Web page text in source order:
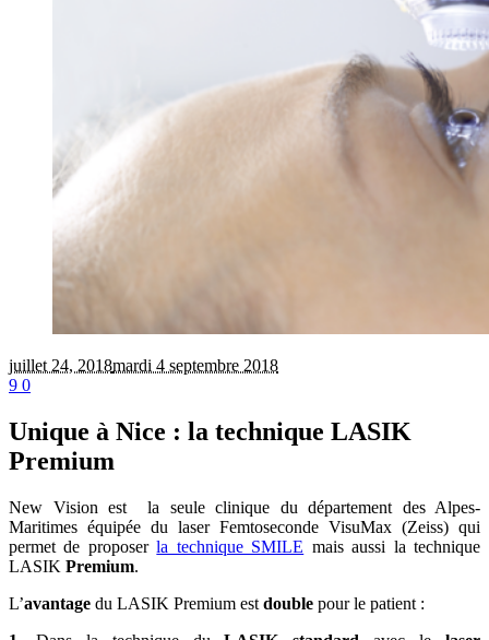
juillet 24, 2018mardi 4 septembre 2018
9 0
Unique à Nice : la technique LASIK
Premium
New Vision est la seule clinique du département des Alpes-
Maritimes équipée du laser Femtoseconde VisuMax (Zeiss) qui
permet de proposerla technique SMILE mais aussi la technique
LASIK Premium. ‭
L’avantage du LASIK Premium est double pour le patient :